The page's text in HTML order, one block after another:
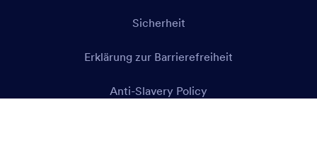
Sicherheit
Erklärung zur Barrierefreiheit
Anti-Slavery Policy